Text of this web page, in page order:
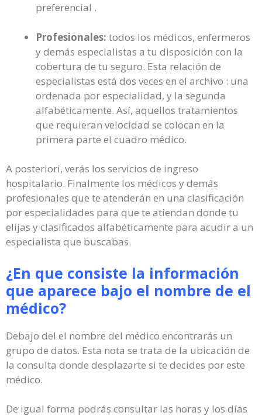
preferencial .
Profesionales: todos los médicos, enfermeros
y demás especialistas a tu disposición con la
cobertura de tu seguro. Esta relación de
especialistas está dos veces en el archivo : una
ordenada por especialidad, y la segunda
alfabéticamente. Así, aquellos tratamientos
que requieran velocidad se colocan en la
primera parte el cuadro médico.
A posteriori, verás los servicios de ingreso
hospitalario. Finalmente los médicos y demás
profesionales que te atenderán en una clasificación
por especialidades para que te atiendan donde tu
elijas y clasificados alfabéticamente para acudir a un
especialista que buscabas.
¿En que consiste la información
que aparece bajo el nombre de el
médico?
Debajo del el nombre del médico encontrarás un
grupo de datos. Esta nota se trata de la ubicación de
la consulta donde desplazarte si te decides por este
médico.
De igual forma podrás consultar las horas y los días